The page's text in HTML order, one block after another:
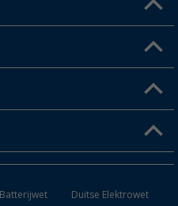
Batterijwet Duitse Elektrowet